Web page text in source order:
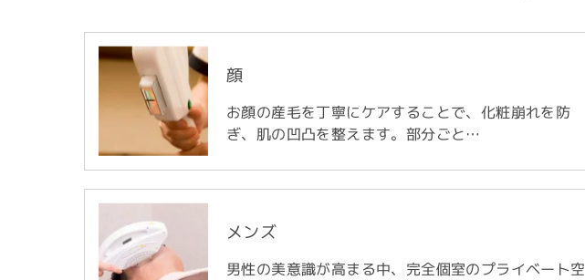
顔
お顔の産毛を丁寧にケアすることで、化粧崩れを防
ぎ、肌の凹凸を整えます。部分ごと…
メンズ
男性の美意識が高まる中、完全個室のプライベート空